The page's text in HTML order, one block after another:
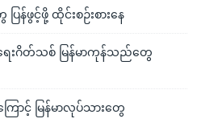
ြန်ဖွင့်ဖို့ ထိုင်းစဉ်းစားနေ
ဂိတ်သစ် မြန်မာကုန်သည်တွေ
ောင့် မြန်မာလုပ်သားတွေ